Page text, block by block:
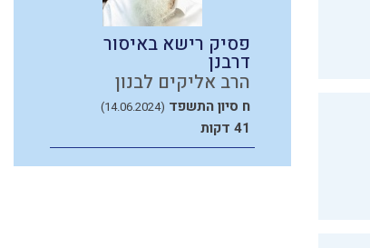
פסיק רישא באיסור
דרבנן
הרב אליקים לבנון
ח סיון התשפד (14.06.2024)
41 דקות